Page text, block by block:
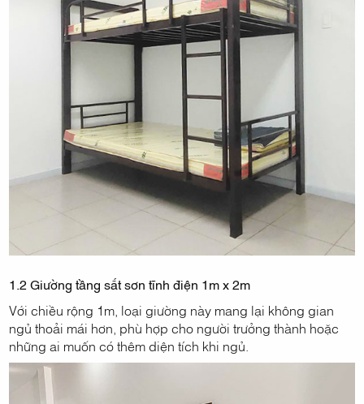
1.2 Giường tầng sắt sơn tĩnh điện 1m x 2m
Với chiều rộng 1m, loại giường này mang lại không gian
ngủ thoải mái hơn, phù hợp cho người trưởng thành hoặc
những ai muốn có thêm diện tích khi ngủ.